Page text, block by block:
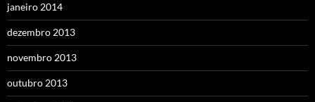
janeiro 2014
dezembro 2013
novembro 2013
outubro 2013